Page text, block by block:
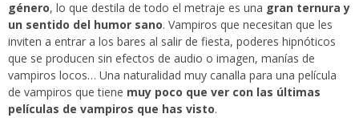
género, lo que destila de todo el metraje es una gran ternura y
un sentido del humor sano. Vampiros que necesitan que les
inviten a entrar a los bares al salir de fiesta, poderes hipnóticos
que se producen sin efectos de audio o imagen, manías de
vampiros locos… Una naturalidad muy canalla para una película
de vampiros que tiene muy poco que ver con las últimas
películas de vampiros que has visto.